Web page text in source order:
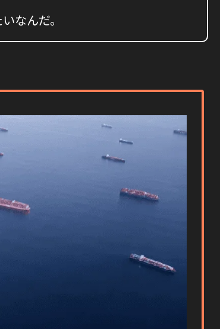
なんだ。